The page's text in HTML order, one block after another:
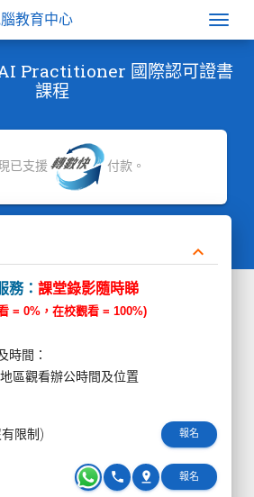
教育中心
Practitioner 國際認可證書
課程
已支援 付款。
keyboard_arrow_down
務： 課堂錄影隨時睇
= 0%，在校觀看 = 100%)
時間：
區觀看辦公時間及位置
限制) 報名
報名
pin_drop
phone